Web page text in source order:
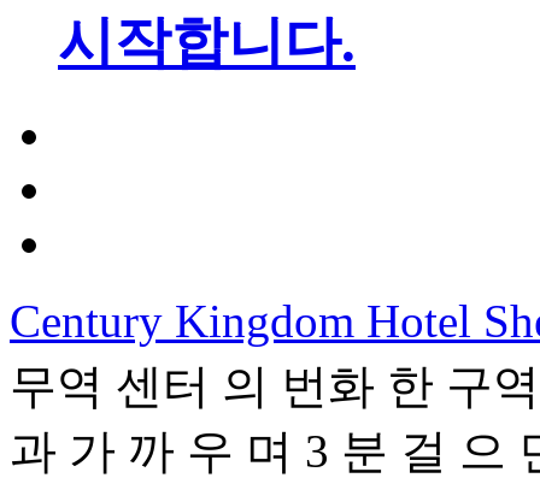
시작합니다.
Century Kingdom Hotel
무역 센터 의 번화 한 구
과 가 까 우 며 3 분 걸 으